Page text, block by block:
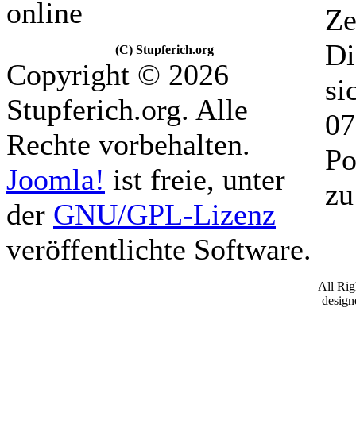
online
(C) Stupferich.org
Copyright © 2026
Stupferich.org. Alle
Rechte vorbehalten.
Joomla! ist freie, unter
der GNU/GPL-Lizenz
veröffentlichte Software.
All